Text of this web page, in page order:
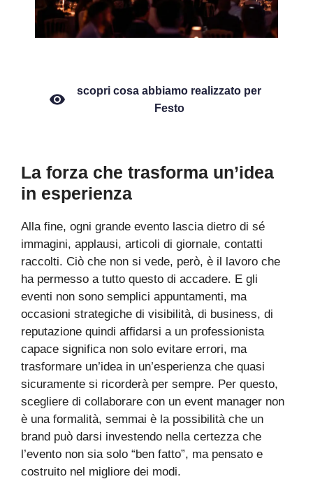
scopri cosa abbiamo realizzato per
Festo
La forza che trasforma un’idea
in esperienza
Alla fine, ogni grande evento lascia dietro di sé
immagini, applausi, articoli di giornale, contatti
raccolti. Ciò che non si vede, però, è il lavoro che
ha permesso a tutto questo di accadere. E gli
eventi non sono semplici appuntamenti, ma
occasioni strategiche di visibilità, di business, di
reputazione quindi affidarsi a un professionista
capace significa non solo evitare errori, ma
trasformare un’idea in un’esperienza che quasi
sicuramente si ricorderà per sempre. Per questo,
scegliere di collaborare con un event manager non
è una formalità, semmai è la possibilità che un
brand può darsi investendo nella certezza che
l’evento non sia solo “ben fatto”, ma pensato e
costruito nel migliore dei modi.